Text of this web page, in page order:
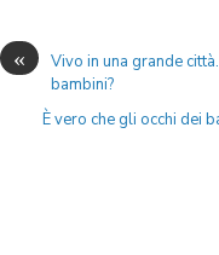
«
Vivo in una grande
bambini?
È vero che gli occhi dei